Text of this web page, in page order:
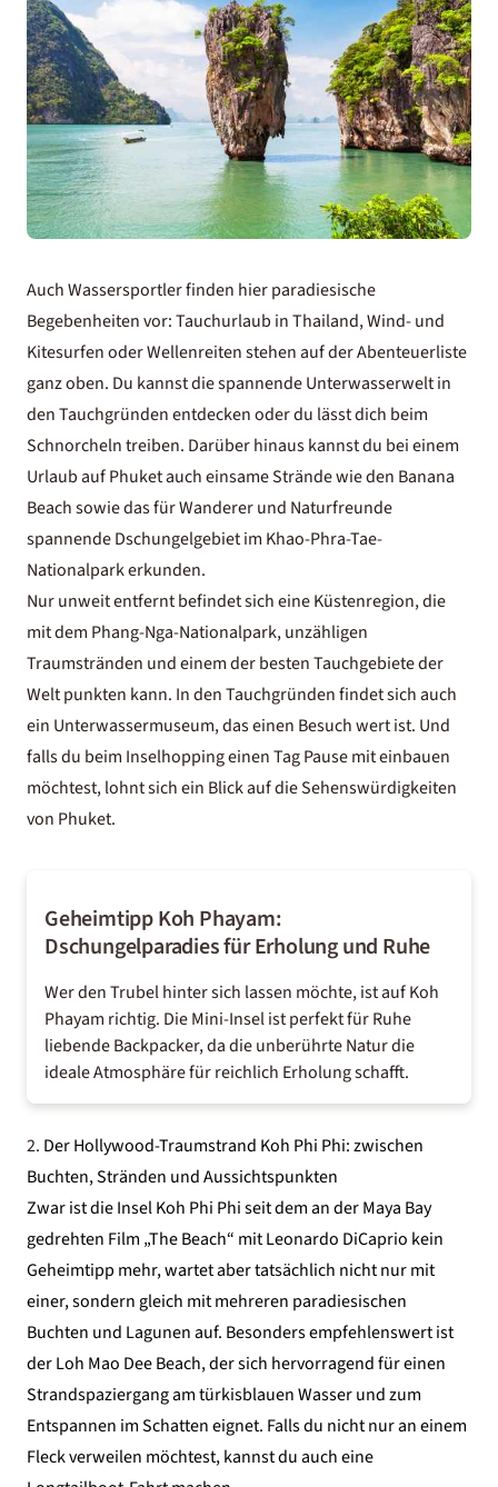
Auch Wassersportler finden hier paradiesische
Begebenheiten vor:Tauchurlaub in Thailand, Wind- und
Kitesurfen oder Wellenreiten stehen auf der Abenteuerliste
ganz oben. Du kannst die spannende Unterwasserwelt in
den Tauchgründen entdecken oder du lässt dich beim
Schnorcheln treiben. Darüber hinaus kannst du bei einem
Urlaub auf Phuketauch einsame Strände wie den Banana
Beach sowie das für Wanderer und Naturfreunde
spannende Dschungelgebiet im Khao-Phra-Tae-
Nationalpark erkunden.
Nur unweit entfernt befindet sich eine Küstenregion, die
mit dem Phang-Nga-Nationalpark, unzähligen
Traumstränden und einem derbesten Tauchgebiete der
Weltpunkten kann. In den Tauchgründen findet sich auch
ein Unterwassermuseum, das einen Besuch wert ist. Und
falls du beim Inselhopping einen Tag Pause mit einbauen
möchtest, lohnt sich ein Blick auf dieSehenswürdigkeiten
von Phuket.
Geheimtipp Koh Phayam:
Dschungelparadies für Erholung und Ruhe
Wer den Trubel hinter sich lassen möchte, ist auf Koh
Phayam richtig. Die Mini-Insel ist perfekt für Ruhe
liebende Backpacker, da die unberührte Natur die
ideale Atmosphäre für reichlich Erholung schafft.
2. Der Hollywood-Traumstrand Koh Phi Phi: zwischen
Buchten, Stränden und Aussichtspunkten
Zwar ist die Insel Koh Phi Phi seit dem an der Maya Bay
gedrehten Film „The Beach“ mit Leonardo DiCaprio kein
Geheimtipp mehr, wartet aber tatsächlich nicht nur mit
einer, sondern gleich mit mehreren paradiesischen
Buchten und Lagunen auf. Besonders empfehlenswert ist
der Loh Mao Dee Beach, der sich hervorragend für einen
Strandspaziergang am türkisblauen Wasser und zum
Entspannen im Schatten eignet. Falls du nicht nur an einem
Fleck verweilen möchtest, kannst du auch eine